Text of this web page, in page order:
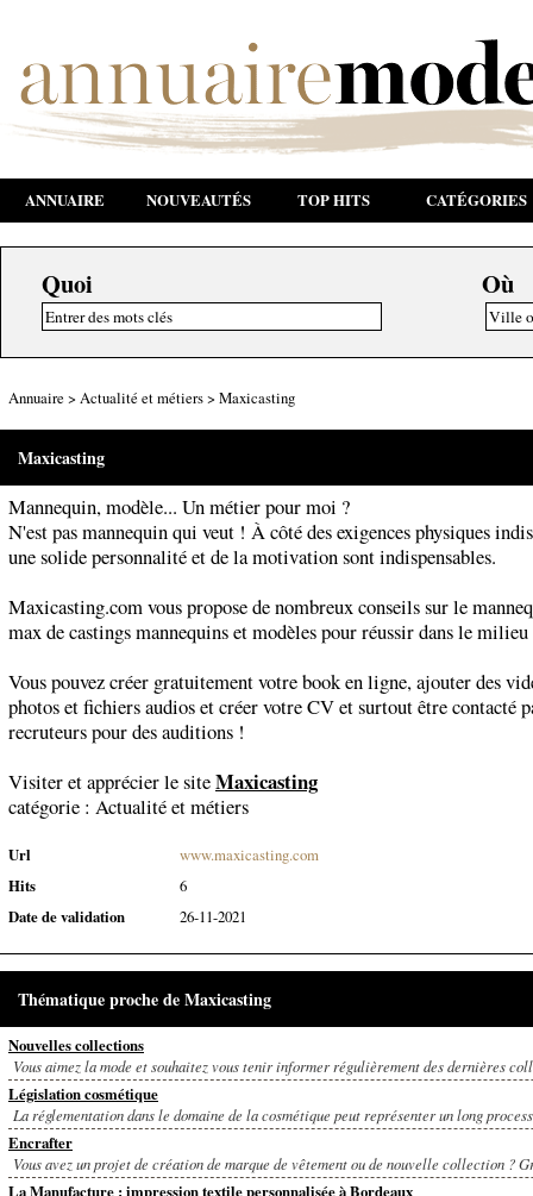
ANNUAIRE NOUVEAUTÉS TOP HITS CATÉGORIES
Quoi Où
Annuaire > Actualité et métiers> Maxicasting
Maxicasting
Mannequin, modèle... Un métier pour moi ?
N'est pas mannequin qui veut ! À côté des exigences physiques
une solide personnalité et de la motivation sont indispensables.
Maxicasting.com vous propose de nombreux conseils sur le
max de castings mannequins et modèles pour réussir dans le
Vous pouvez créer gratuitement votre book en ligne, ajouter des
photos et fichiers audios et créer votre CV et surtout être contacté
recruteurs pour des auditions !
Visiter et apprécier le siteMaxicasting
catégorie : Actualité et métiers
Url
www.maxicasting.com
Hits
6
Date de validation
26-11-2021
Thématique proche de Maxicasting
Nouvelles collections
Vous aimez la mode et souhaitez vous tenir informer régulièrement des dernières
Législation cosmétique
La réglementation dans le domaine de la cosmétique peut représenter un long
Encrafter
Vous avez un projet de création de marque de vêtement ou de nouvelle collection ?
La Manufacture : impression textile personnalisée à Bordeaux